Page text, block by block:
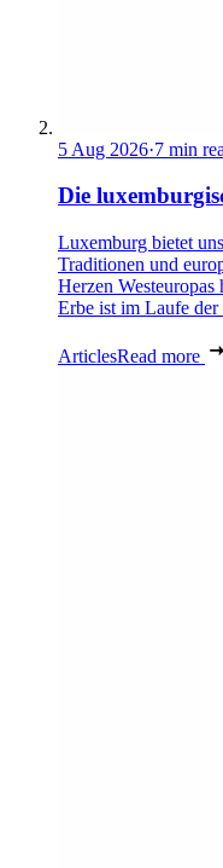
5 Aug 2026·7 min
Die
Luxemburg bietet
Traditionen und
Herzen
Erbe ist im Laufe der
ArticlesRead more